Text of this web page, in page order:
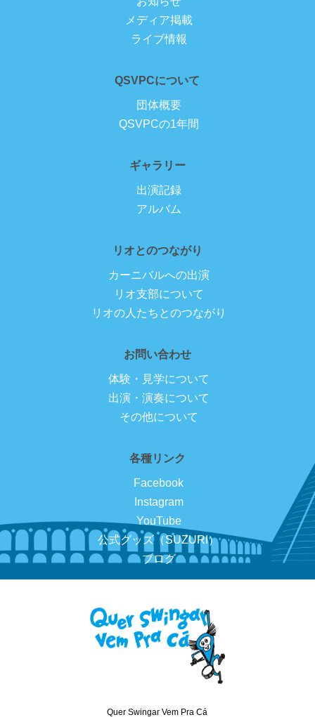
メディア掲載
ライブ情報
QSVPCについて
団体概要
QSVPCの1年間
ギャラリー
出演記録
アルバム
リオとのつながり
カーニバルへの出演
リオ支部について
リオの人たちとのつながり
お問い合わせ
体験・見学について
出演・演奏について
その他について
各種リンク
Facebook
Instagram
YouTube
公式グッズ（SUZURI）
ブログ
Quer Swingar Vem Pra Cá